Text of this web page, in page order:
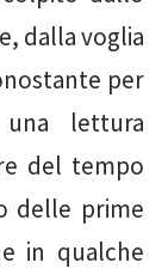
dalla voglia
per
lettura
del tempo
delle prime
in qualche